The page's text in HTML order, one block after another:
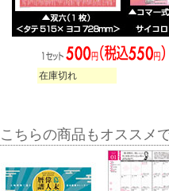
在庫切れ
こちらの商品もオススメ